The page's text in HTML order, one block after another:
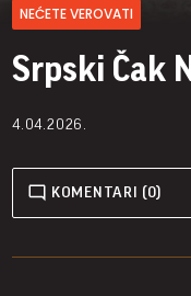
NEĆETE VEROVATI
Srpski Čak
4.04.2026.
KOMENTARI (0)